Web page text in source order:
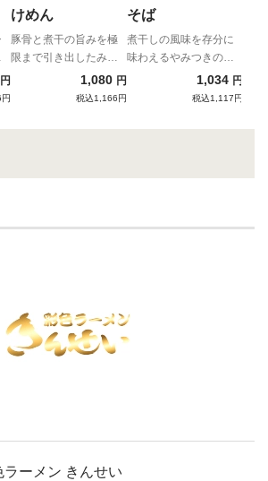
円
けめん
豚骨と煮干の旨みを極
限まで引き出したみそ
1,080 円
税込1,166円
そば
煮干しの風味を存分に
味わえるやみつきの濃
厚濃密な一杯！1,034 円
税込1,117円
ラーメン きんせい